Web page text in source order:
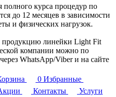
курса процедур по
до 12 месяцев в зависимости
и физических нагрузок.
продукцию линейки Light Fit
компании можно по
WhatsApp/Viber и на сайте
0 Избранные
Контакты
Услуги